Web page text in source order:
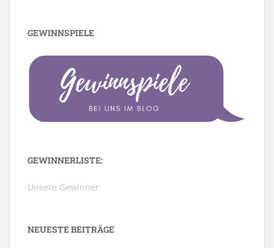
GEWINNSPIELE
GEWINNERLISTE:
Unsere Gewinner
NEUESTE BEITRÄGE